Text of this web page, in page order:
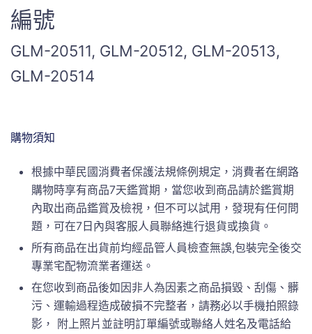
編號
GLM-20511, GLM-20512, GLM-20513,
GLM-20514
購物須知
根據中華民國消費者保護法規條例規定，消費者在網路
購物時享有商品7天鑑賞期，當您收到商品請於鑑賞期
內取出商品鑑賞及檢視，但不可以試用，發現有任何問
題，可在7日內與客服人員聯絡進行退貨或換貨。
所有商品在出貨前均經品管人員檢查無誤,包裝完全後交
專業宅配物流業者運送。
在您收到商品後如因非人為因素之商品損毀、刮傷、髒
污、運輸過程造成破損不完整者，請務必以手機拍照錄
影， 附上照片並註明訂單編號或聯絡人姓名及電話給